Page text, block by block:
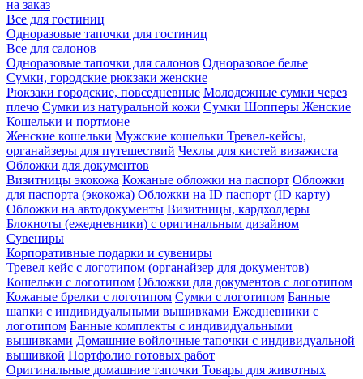
на заказ
Все для гостиниц
Одноразовые тапочки для гостиниц
Все для салонов
Одноразовые тапочки для салонов Одноразовое белье
Сумки, городские рюкзаки женские
Рюкзаки городские, повседневные Молодежные сумки через
плечо Сумки из натуральной кожи Сумки Шопперы Женские
Кошельки и портмоне
Женские кошельки Мужские кошельки Тревел-кейсы,
органайзеры для путешествий Чехлы для кистей визажиста
Обложки для документов
Визитницы экокожа Кожаные обложки на паспорт Обложки
для паспорта (экокожа) Обложки на ID паспорт (ID карту)
Обложки на автодокументы Визитницы, кардхолдеры
Блокноты (ежедневники) с оригинальным дизайном
Сувениры
Корпоративные подарки и сувениры
Тревел кейс с логотипом (органайзер для документов)
Кошельки с логотипом Обложки для документов с логотипом
Кожаные брелки с логотипом Сумки с логотипом Банные
шапки с индивидуальными вышивками Ежедневники с
логотипом Банные комплекты с индивидуальными
вышивками Домашние войлочные тапочки с индивидуальной
вышивкой Портфолио готовых работ
Оригинальные домашние тапочки Товары для животных